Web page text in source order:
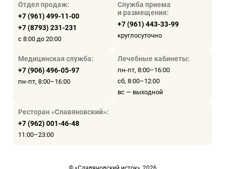
Отдел продаж:
+7 (961) 499-11-00
+7 (8793) 231-231
с 8:00 до 20:00
Служба приема
и размещения:
+7 (961) 443-33-99
круглосуточно
Медицинская служба:
+7 (906) 496-05-97
пн-пт, 8:00–16:00
Лечебные кабинеты:
пн-пт, 8:00–16:00
сб, 8:00–12:00
вс — выходной
Ресторан «Славяновский»:
+7 (962) 001-46-48
11:00–23:00